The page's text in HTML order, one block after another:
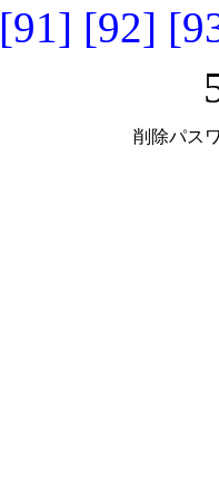
[91] [92]
削除パス